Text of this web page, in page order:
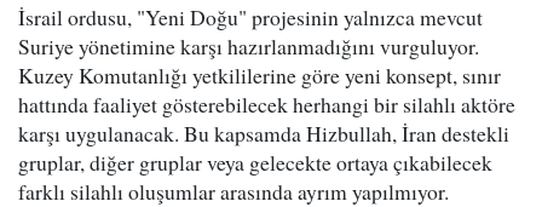
İsrail ordusu, "Yeni Doğu" projesinin yalnızca mevcut
Suriye yönetimine karşı hazırlanmadığını vurguluyor.
Kuzey Komutanlığı yetkililerine göre yeni konsept, sınır
hattında faaliyet gösterebilecek herhangi bir silahlı aktöre
karşı uygulanacak. Bu kapsamda Hizbullah, İran destekli
gruplar, diğer gruplar veya gelecekte ortaya çıkabilecek
farklı silahlı oluşumlar arasında ayrım yapılmıyor.